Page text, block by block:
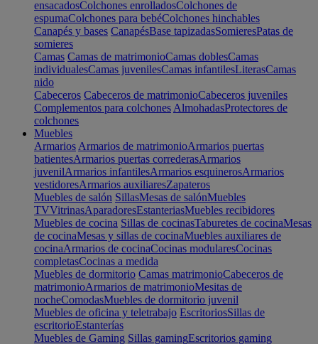
ensacadosColchones enrolladosColchones de
espumaColchones para bebéColchones hinchables
Canapés y bases CanapésBase tapizadasSomieresPatas de
somieres
Camas Camas de matrimonioCamas doblesCamas
individualesCamas juvenilesCamas infantilesLiterasCamas
nido
Cabeceros Cabeceros de matrimonioCabeceros juveniles
Complementos para colchones AlmohadasProtectores de
colchones
Muebles
Armarios Armarios de matrimonioArmarios puertas
batientesArmarios puertas correderasArmarios
juvenilArmarios infantilesArmarios esquinerosArmarios
vestidoresArmarios auxiliaresZapateros
Muebles de salón SillasMesas de salónMuebles
TVVitrinasAparadoresEstanteriasMuebles recibidores
Muebles de cocina Sillas de cocinasTaburetes de cocinaMesas
de cocinaMesas y sillas de cocinaMuebles auxiliares de
cocinaArmarios de cocinaCocinas modularesCocinas
completasCocinas a medida
Muebles de dormitorio Camas matrimonioCabeceros de
matrimonioArmarios de matrimonioMesitas de
nocheComodasMuebles de dormitorio juvenil
Muebles de oficina y teletrabajo EscritoriosSillas de
escritorioEstanterías
Muebles de Gaming Sillas gamingEscritorios gaming